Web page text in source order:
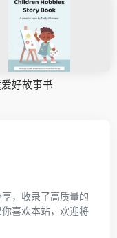
好故事书
，收录了高质量的
喜欢本站，欢迎将